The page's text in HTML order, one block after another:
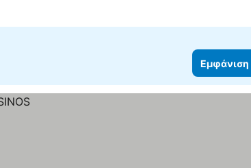
Εμφάνιση